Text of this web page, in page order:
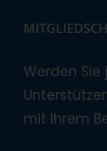
Werden
mit Ihrem